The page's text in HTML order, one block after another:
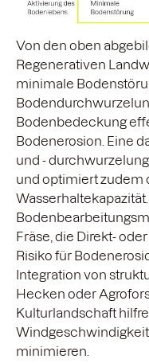
Von den oben
Regenerativen
minimale
Bodenbedeckung
Bodenerosion. Eine
und -
und optimiert zudem
Fräse, die Direkt-
Risiko für
Integration von
Hecken oder
Kulturlandschaft
minimieren.